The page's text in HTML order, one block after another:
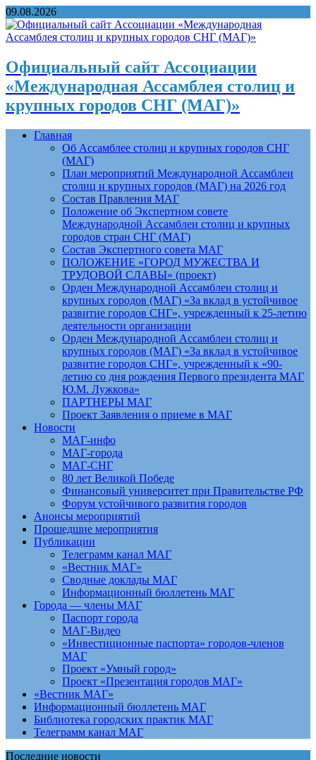
09.08.2026
Официальный сайт Ассоциации
«Международная Ассамблея столиц и
крупных городов СНГ (МАГ)»
Главная
Об Ассамблее столиц и крупных городов СНГ
(МАГ)
План мероприятий Международной Ассамблеи
столиц и крупных городов (МАГ) на 2026 год
Состав Правления МАГ
Положение об Экспертном совете
Международной Ассамблеи столиц и крупных
городов стран СНГ (МАГ)
Состав Экспертного совета МАГ
ПОЛОЖЕНИЕ «ГОРОД МУЖЕСТВА И
ТРУДОВОЙ СЛАВЫ» (проект)
Орден Международной Ассамблеи столиц и
крупных городов (МАГ) «За вклад в устойчивое
развитие городов СНГ», учрежденный к 25-летию
деятельности организации
Орден Международной Ассамблеи столиц и
крупных городов (МАГ) «За вклад в устойчивое
развитие городов СНГ», учрежденный к «90-
летию со дня рождения Первого президента МАГ
Ю.М. Лужкова»
ПАРТНЕРЫ МАГ
Проект Заявления о приеме в МАГ
Новости
МАГ-инфо
МАГ-города
МАГ-СНГ
80 лет Великой Победе
Финансовый университет при Правительстве РФ
Форум устойчивого развития городов
Анонсы мероприятий
Прошедшие мероприятия
Публикации
Телеграмм канал МАГ
«Вестник МАГ»
Сводные доклады МАГ
Информационный бюллетень МАГ
Города — члены МАГ
Паспорт города
МАГ-Видео
«Инвестиционные паспорта» городов-членов
МАГ
Проект «Умный город»
Проект «Презентация городов МАГ»
«Вестник МАГ»
Информационный бюллетень МАГ
Библиотека городских практик МАГ
Телеграмм канал МАГ
Последние новости